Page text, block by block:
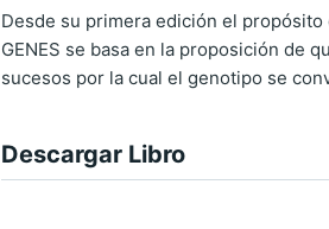
Desde su primera edición el
GENES se basa en la proposición de
sucesos por la cual el genotipo se
Descargar Libro